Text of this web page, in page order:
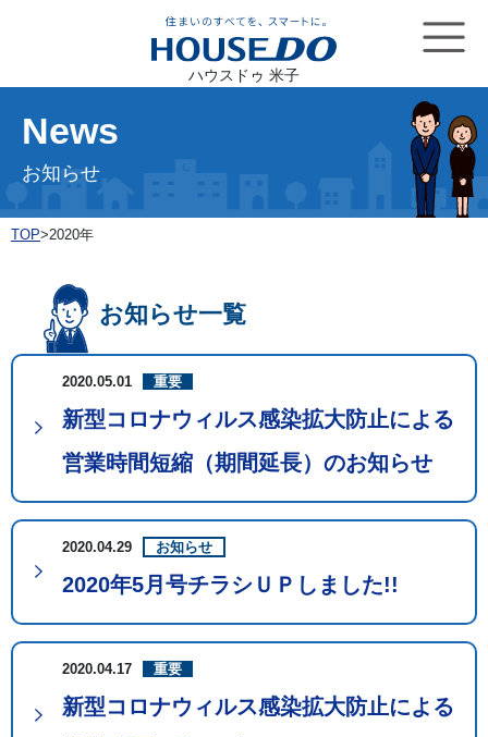
ハウスドゥ 米子
News
お知らせ
TOP>2020年
お知らせ一覧
2020.05.01 重要
新型コロナウィルス感染拡大防止による
営業時間短縮（期間延長）のお知らせ
2020.04.29 お知らせ
2020年5月号チラシＵＰしました!!
2020.04.17 重要
新型コロナウィルス感染拡大防止による